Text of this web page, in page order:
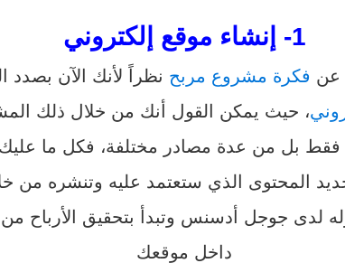
1- إنشاء موقع إلكتروني
عن فكرة مشروع مربح نظراً لأنك الآن بصدد
، حيث يمكن القول أنك من خلال ذلك
فقط بل من عدة مصادر مختلفة، فكل ما عليك
المحتوى الذي ستعتمد عليه وتنشره من
لدى جوجل أدسنس وتبدأ بتحقيق الأرباح
داخل موقعك